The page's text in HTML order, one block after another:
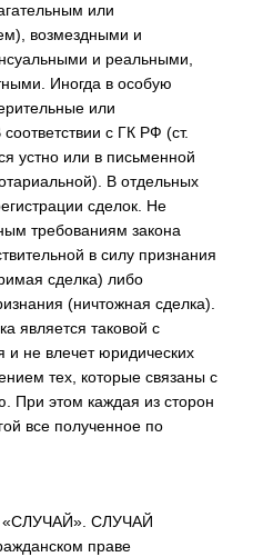
или
возмездными и
и реальными,
Иногда в особую
или
с ГК РФ (ст.
устно или в письменной
В отдельных
сделок. Не
требованиям закона
в силу признания
сделка) либо
(ничтожная сделка).
является таковой с
не влечет юридических
тех, которые связаны с
При этом каждая из сторон
все полученное по
«СЛУЧАЙ». СЛУЧАЙ
праве